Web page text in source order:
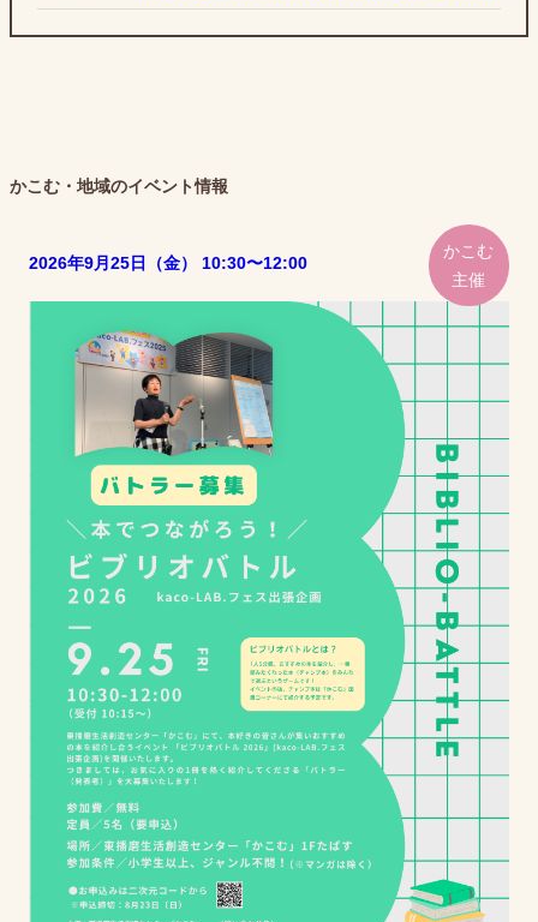
かこむ・地域のイベント情報
2026年9月25日（金） 10:30〜12:00
かこむ
主催